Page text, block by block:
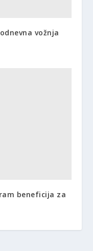
vožnja
beneficija za